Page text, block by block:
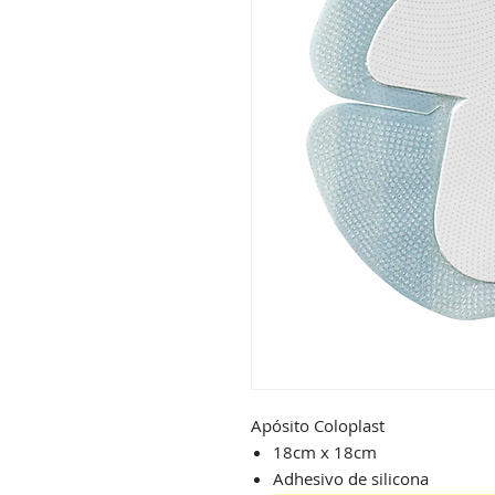
Apósito Coloplast
18cm x 18cm
Adhesivo de silicona